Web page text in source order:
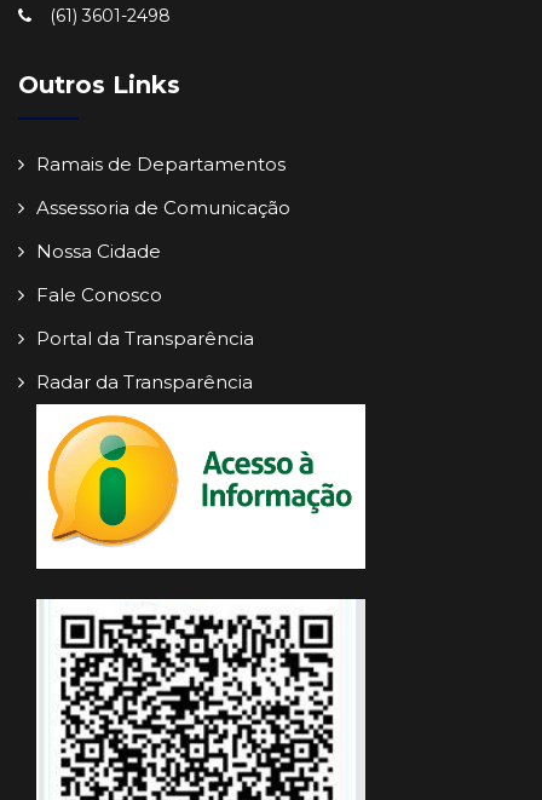
(61) 3601-2498
Outros Links
Ramais de Departamentos
Assessoria de Comunicação
Nossa Cidade
Fale Conosco
Portal da Transparência
Radar da Transparência